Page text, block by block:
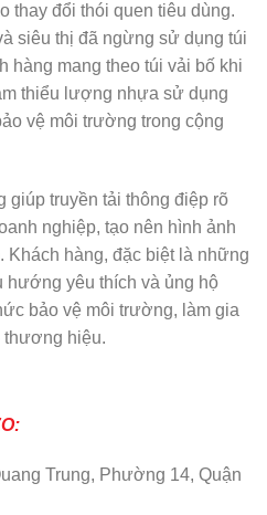
thay đổi thói quen tiêu dùng.
siêu thị đã ngừng sử dụng túi
hàng mang theo túi vải bố khi
thiểu lượng nhựa sử dụng
vệ môi trường trong cộng
giúp truyền tải thông điệp rõ
nghiệp, tạo nên hình ảnh
hàng, đặc biệt là những
yêu thích và ủng hộ
bảo vệ môi trường, làm gia
thương hiệu.
Trung, Phường 14, Quận